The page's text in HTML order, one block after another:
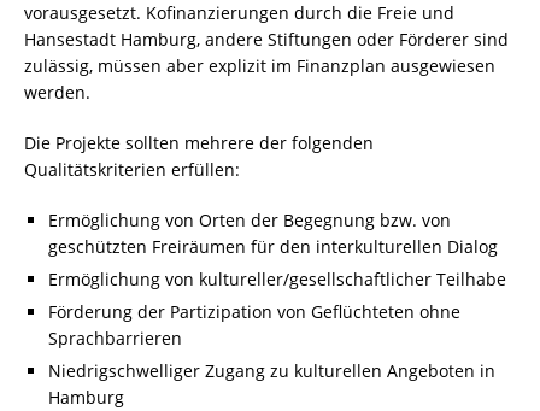
vorausgesetzt. Kofinanzierungen durch die Freie und
Hansestadt Hamburg, andere Stiftungen oder Förderer sind
zulässig, müssen aber explizit im Finanzplan ausgewiesen
werden.
Die Projekte sollten mehrere der folgenden
Qualitätskriterien erfüllen:
Ermöglichung von Orten der Begegnung bzw. von
geschützten Freiräumen für den interkulturellen Dialog
Ermöglichung von kultureller/gesellschaftlicher Teilhabe
Förderung der Partizipation von Geflüchteten ohne
Sprachbarrieren
Niedrigschwelliger Zugang zu kulturellen Angeboten in
Hamburg